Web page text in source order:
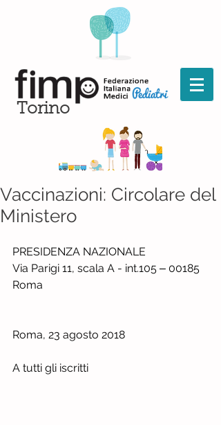
Torino
Vaccinazioni: Circolare del
Ministero
PRESIDENZA NAZIONALE
Via Parigi 11, scala A - int.105 ‒ 00185
Roma
Roma, 23 agosto 2018
A tutti gli iscritti